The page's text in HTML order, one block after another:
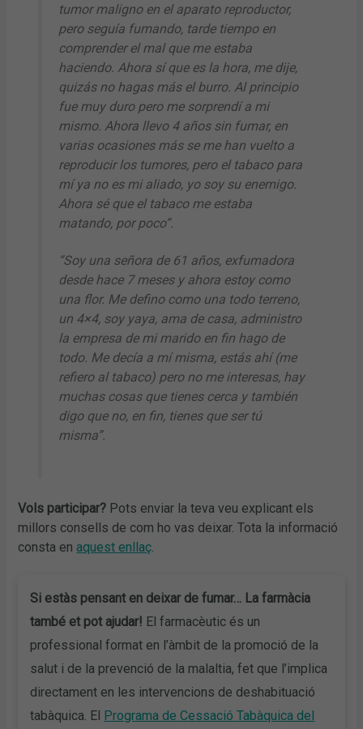
tumor maligno en el aparato reproductor,
pero seguía fumando, tarde tiempo en
comprender el mal que me estaba
haciendo. Ahora sí que es la hora, me dije,
quizás no hagas más el burro. Al principio
fue muy duro pero me sorprendí a mi
mismo. Ahora llevo 4 años sin fumar, en
varias ocasiones más se me han vuelto a
reproducir los tumores, pero el tabaco para
mí ya no es mi aliado, yo soy su enemigo.
Ahora sé que el tabaco me estaba
matando, por poco”.
“Soy una señora de 61 años, exfumadora
desde hace 7 meses y ahora estoy como
una flor. Me defino como una todo terreno,
un 4×4, soy yaya, ama de casa, administro
la empresa de mi marido en fin hago de
todo. Me decía a mí misma, estás ahí (me
refiero al tabaco) pero no me interesas, hay
muchas cosas que tienes cerca y también
digo que no, en fin, tienes que ser tú
misma”.
Vols participar? Pots enviar la teva veu explicant els
millors consells de com ho vas deixar. Tota la informació
consta enaquest enllaç
Si estàs pensant en deixar de fumar… La farmàcia
també et pot ajudar! El farmacèutic és un
professional format en l’àmbit de la promoció de la
salut i de la prevenció de la malaltia, fet que l’implica
directament en les intervencions de deshabituació
tabàquica. El Programa de Cessació Tabàquica del